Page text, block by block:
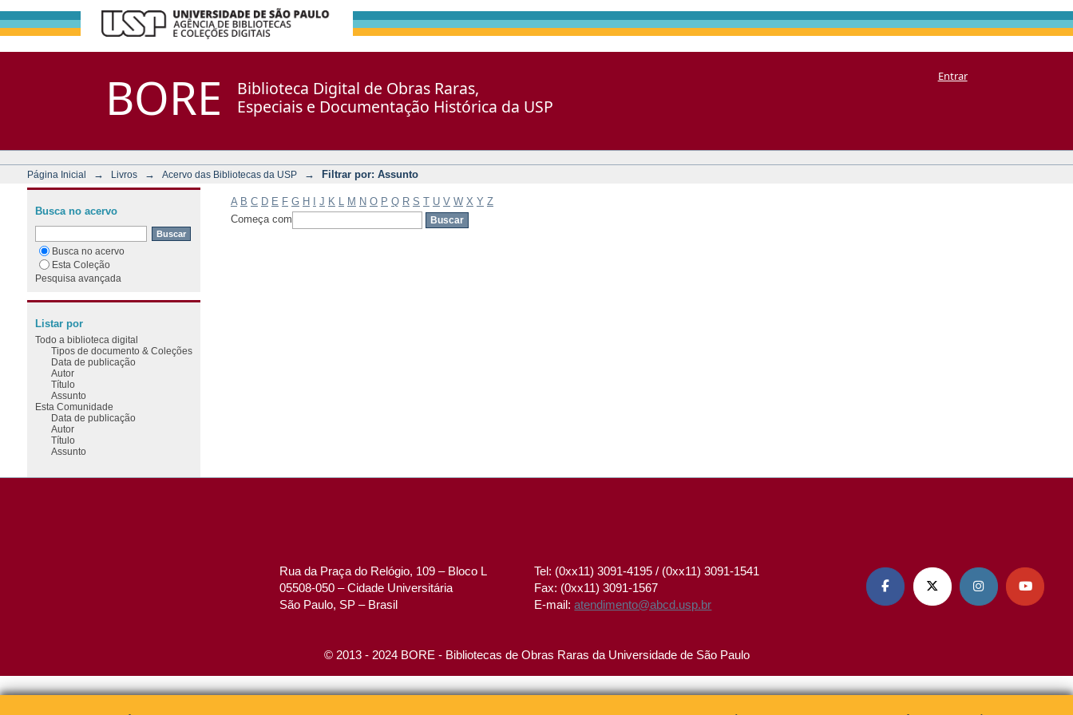
BORE
Biblioteca Digital de Obras Raras,
Especiais e Documentação Histórica da USP
Entrar
Página Inicial → Livros → Acervo das Bibliotecas da USP → Filtrar por: Assunto
A B C D E F G H J K M N O P Q R S T U V W X Y Z
Começa com
Busca no acervo
Busca no acervo
Esta Coleção
Pesquisa avançada
Listar por
Todo a biblioteca digital
Tipos de documento & Coleções
Data de publicação
Autor
Título
Assunto
Esta Comunidade
Data de publicação
Autor
Título
Assunto
Rua da Praça do Relógio, 109 – Bloco L
05508-050 – Cidade Universitária
São Paulo, SP – Brasil
Tel: (0xx11) 3091-4195 / (0xx11) 3091-1541
Fax: (0xx11) 3091-1567
E-mail:atendimento@abcd.usp.br
   
© 2013 - 2024 BORE - Bibliotecas de Obras Raras da Universidade de São Paulo